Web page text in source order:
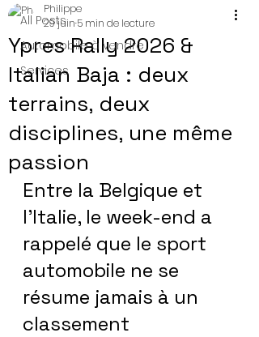
All Posts
Automobile à vendre
Services
Ypres Rally 2026 &
Italian Baja : deux
terrains, deux
disciplines, une même
passion
Philippe
29 juin 5 min de lecture
Entre la Belgique et
l’Italie, le week-end a
rappelé que le sport
automobile ne se
résume jamais à un
classement